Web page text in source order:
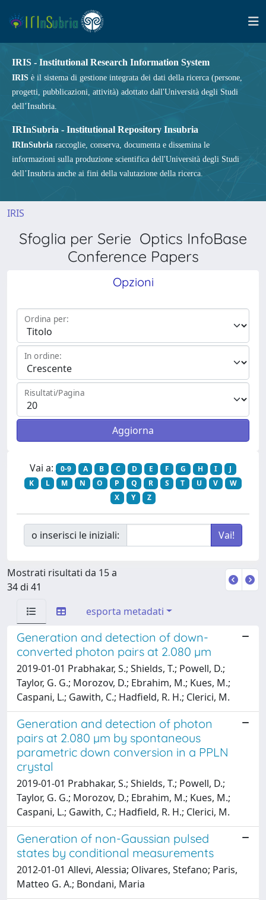
IRIS - Institutional Research Information System
IRIS è il sistema di gestione integrata dei dati della ricerca (persone,
progetti, pubblicazioni, attività) adottato dall'Università degli Studi
dell’Insubria.
IRInSubria - Institutional Repository Insubria
IRInSubria raccoglie, conserva, documenta e dissemina le
informazioni sulla produzione scientifica dell'Università degli Studi
dell’Insubria anche ai fini della valutazione della ricerca.
IRIS
Sfoglia per Serie Optics InfoBase
Conference Papers
Opzioni
Ordina per:
In ordine:
Risultati/Pagina
Vai a: 0-9 A B C D E F G H I
J
K
L M N O P Q R S T U V
W
X
Y Z
o inserisci le iniziali:
Mostrati risultati da 15 a
34 di 41
esporta metadati
Generation and detection of down-
converted photon pairs at 2.080 µm
2019-01-01 Prabhakar, S.; Shields, T.; Powell, D.;
Taylor, G. G.; Morozov, D.; Ebrahim, M.; Kues, M.;
Caspani, L.; Gawith, C.; Hadfield, R. H.; Clerici, M.
Generation and detection of photon
pairs at 2.080 µm by spontaneous
parametric down conversion in a PPLN
crystal
2019-01-01 Prabhakar, S.; Shields, T.; Powell, D.;
Taylor, G. G.; Morozov, D.; Ebrahim, M.; Kues, M.;
Caspani, L.; Gawith, C.; Hadfield, R. H.; Clerici, M.
Generation of non-Gaussian pulsed
states by conditional measurements
2012-01-01 Allevi, Alessia; Olivares, Stefano; Paris,
Matteo G. A.; Bondani, Maria